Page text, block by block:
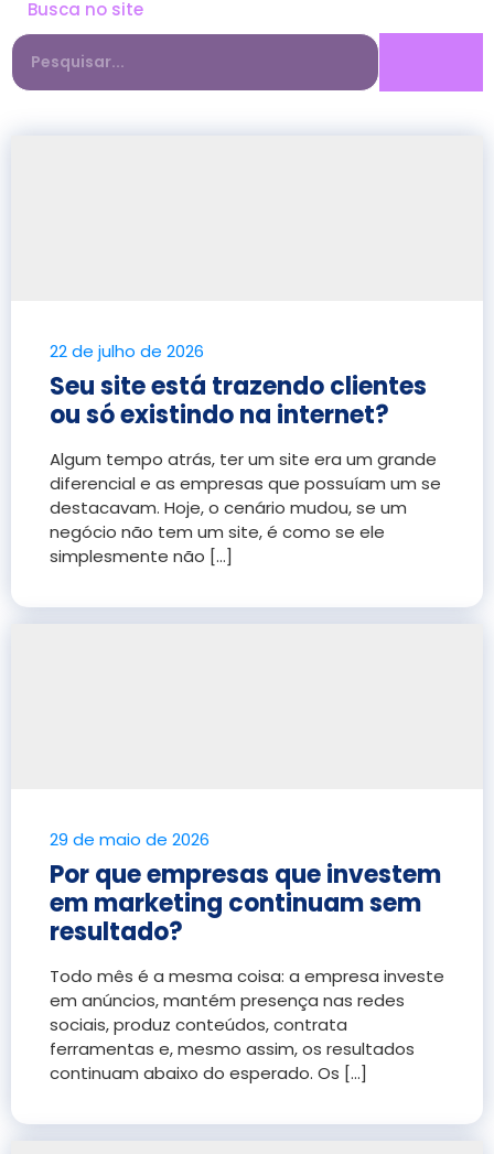
Busca no site
22 de julho de 2026
Seu site está trazendo clientes
ou só existindo na internet?
Algum tempo atrás, ter um site era um grande
diferencial e as empresas que possuíam um se
destacavam. Hoje, o cenário mudou, se um
negócio não tem um site, é como se ele
simplesmente não [...]
29 de maio de 2026
Por que empresas que investem
em marketing continuam sem
resultado?
Todo mês é a mesma coisa: a empresa investe
em anúncios, mantém presença nas redes
sociais, produz conteúdos, contrata
ferramentas e, mesmo assim, os resultados
continuam abaixo do esperado. Os [...]